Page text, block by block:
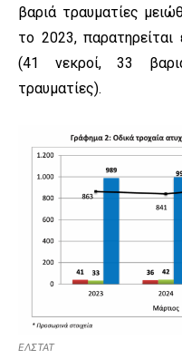
βαριά τραυματίες
το 2023,
(41 νεκροί, 33
τραυματίες).
ΕΛΣΤΑΤ